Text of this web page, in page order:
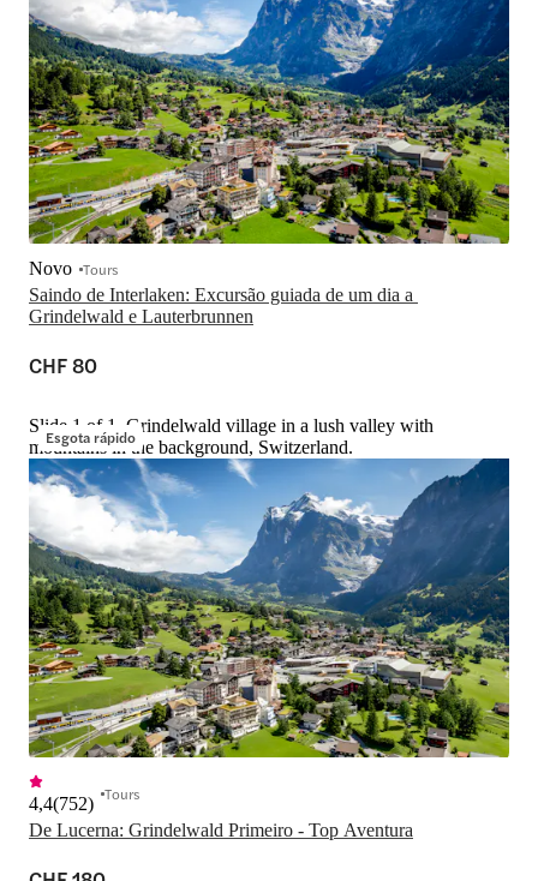
Saindo de Interlaken: Excursão guiada de um dia a
Grindelwald e Lauterbrunnen
Novo Tours
CHF 80
Esgota rápido
Slide 1 of 1, Grindelwald village in a lush valley with
mountains in the background, Switzerland.
De Lucerna: Grindelwald Primeiro - Top Aventura
4,4(752) Tours